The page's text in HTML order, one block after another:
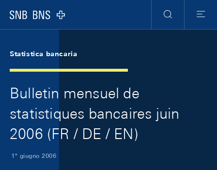
Logo
Ricerca
Menu
Statistica bancaria
Bulletin mensuel de
statistiques bancaires juin
2006 (FR / DE / EN)
1º giugno 2006